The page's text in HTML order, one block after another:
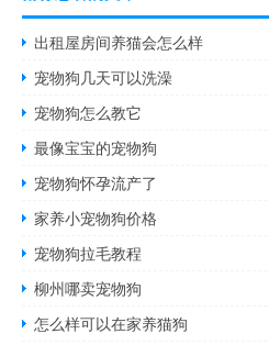
出租屋房间养猫会怎么样
宠物狗几天可以洗澡
宠物狗怎么教它
最像宝宝的宠物狗
宠物狗怀孕流产了
家养小宠物狗价格
宠物狗拉毛教程
柳州哪卖宠物狗
怎么样可以在家养猫狗